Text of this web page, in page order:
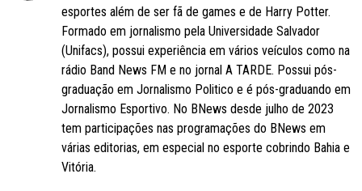
esportes além de ser fã de games e de Harry Potter.
Formado em jornalismo pela Universidade Salvador
(Unifacs), possui experiência em vários veículos como na
rádio Band News FM e no jornal A TARDE. Possui pós-
graduação em Jornalismo Politico e é pós-graduando em
Jornalismo Esportivo. No BNews desde julho de 2023
tem participações nas programações do BNews em
várias editorias, em especial no esporte cobrindo Bahia e
Vitória.